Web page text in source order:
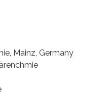
Mainz, Germany